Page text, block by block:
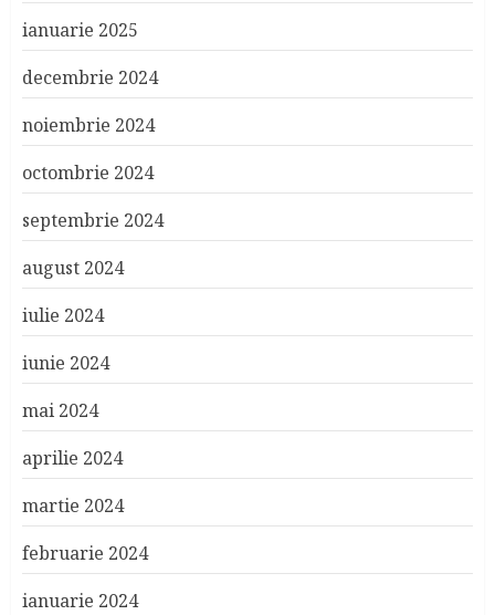
ianuarie 2025
decembrie 2024
noiembrie 2024
octombrie 2024
septembrie 2024
august 2024
iulie 2024
iunie 2024
mai 2024
aprilie 2024
martie 2024
februarie 2024
ianuarie 2024